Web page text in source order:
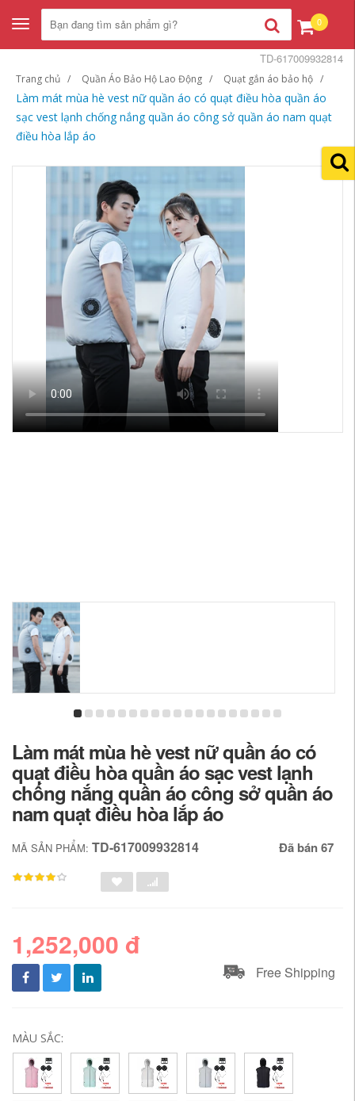
Toggle
navigation
0
Trang chủ Quần Áo Bảo Hộ Lao Động Quạt gắn áo bảo hộ
Làm mát mùa hè vest nữ quần áo có quạt điều hòa quần áo
sạc vest lạnh chống nắng quần áo công sở quần áo nam quạt
điều hòa lắp áo
TD-617009932814
Làm mát mùa hè vest nữ quần áo có
quạt điều hòa quần áo sạc vest lạnh
chống nắng quần áo công sở quần áo
nam quạt điều hòa lắp áo
MÃ SẢN PHẨM: TD-617009932814 Đã bán 67
1,252,000 đ
Free Shipping
MÀU SẮC: